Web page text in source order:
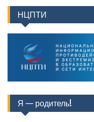
НЦПТИ
Я — родитель!